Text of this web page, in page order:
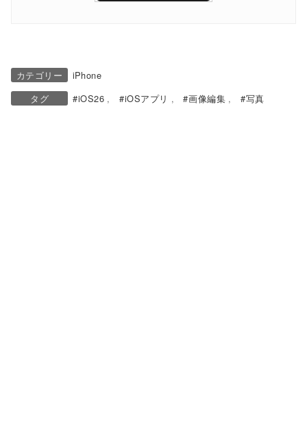
カテゴリー
iPhone
タグ
iOS26 iOSアプリ 画像編集 写真